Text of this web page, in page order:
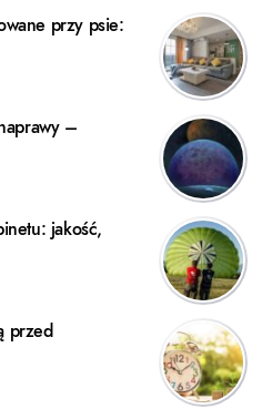
przy psie:
–
jakość,
przed